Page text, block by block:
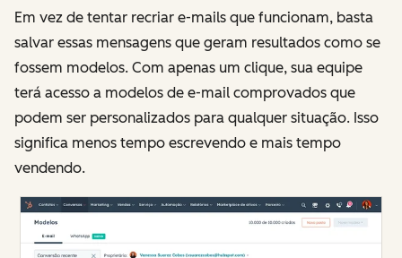
Em vez de tentar recriar e-mails que funcionam, basta
salvar essas mensagens que geram resultados como se
fossem modelos. Com apenas um clique, sua equipe
terá acesso a modelos de e-mail comprovados que
podem ser personalizados para qualquer situação. Isso
significa menos tempo escrevendo e mais tempo
vendendo.